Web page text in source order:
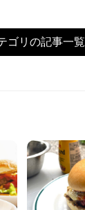
ゴリの記事一覧